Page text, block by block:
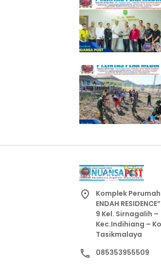
Komplek
ENDAH
9 Kel. Sirnagalih –
Kec.Indihiang –
Tasikmalaya
085353955509